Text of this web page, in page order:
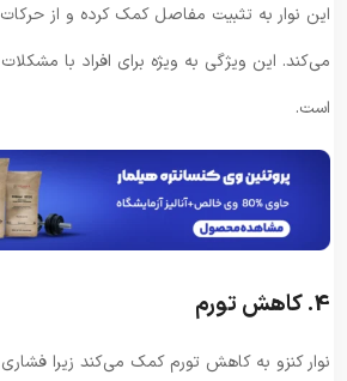
این نوار به تثبیت مفاصل کمک کرده و از
می‌کند. این ویژگی به ویژه برای افراد با
است.
4. کاهش تورم
نوار کنزو به کاهش تورم کمک می‌کند زیرا